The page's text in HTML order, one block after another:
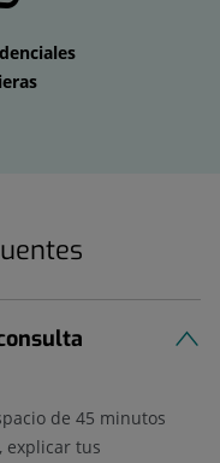
de 45 minutos
explicar tus